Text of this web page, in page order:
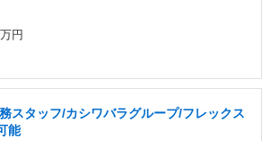
円
スタッフ/カシワバラグループ/フレックス
能